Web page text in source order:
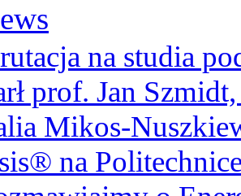
na studia
prof. Jan
Mikos-
na